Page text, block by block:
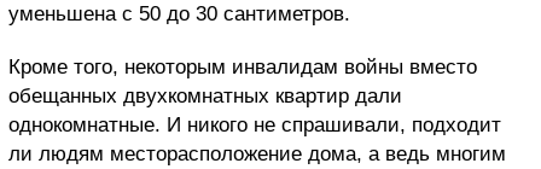
уменьшена с 50 до 30 сантиметров.
Кроме того, некоторым инвалидам войны вместо
обещанных двухкомнатных квартир дали
однокомнатные. И никого не спрашивали, подходит
ли людям месторасположение дома, а ведь многим